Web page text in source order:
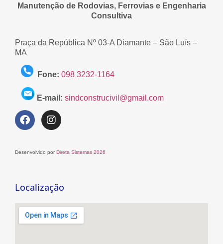
Manutenção de Rodovias, Ferrovias e Engenharia
Consultiva
Praça da República Nº 03-A Diamante – São Luís –
MA
Fone: 098 3232-1164
E-mail: sindconstrucivil@gmail.com
Desenvolvido por Direta Sistemas 2026
Localização